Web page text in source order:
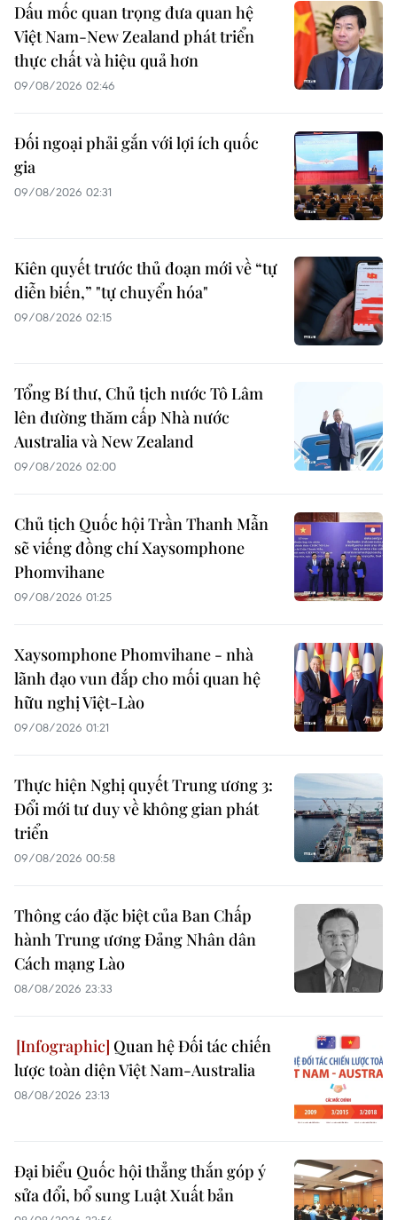
Dấu mốc quan trọng đưa quan hệ
Việt Nam-New Zealand phát triển
thực chất và hiệu quả hơn
09/08/2026 02:46
Đối ngoại phải gắn với lợi ích quốc
gia
09/08/2026 02:31
Kiên quyết trước thủ đoạn mới về “tự
diễn biến,” "tự chuyển hóa"
09/08/2026 02:15
Tổng Bí thư, Chủ tịch nước Tô Lâm
lên đường thăm cấp Nhà nước
Australia và New Zealand
09/08/2026 02:00
Chủ tịch Quốc hội Trần Thanh Mẫn
sẽ viếng đồng chí Xaysomphone
Phomvihane
09/08/2026 01:25
Xaysomphone Phomvihane - nhà
lãnh đạo vun đắp cho mối quan hệ
hữu nghị Việt-Lào
09/08/2026 01:21
Thực hiện Nghị quyết Trung ương 3:
Đổi mới tư duy về không gian phát
triển
09/08/2026 00:58
Thông cáo đặc biệt của Ban Chấp
hành Trung ương Đảng Nhân dân
Cách mạng Lào
08/08/2026 23:33
Quan hệ Đối tác chiến
lược toàn diện Việt Nam-Australia
08/08/2026 23:13
Đại biểu Quốc hội thẳng thắn góp ý
sửa đổi, bổ sung Luật Xuất bản